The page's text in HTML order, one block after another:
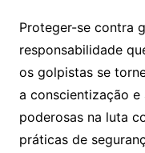
Proteger-se contra
responsabilidade
os golpistas se
a conscientização
poderosas na luta
práticas de